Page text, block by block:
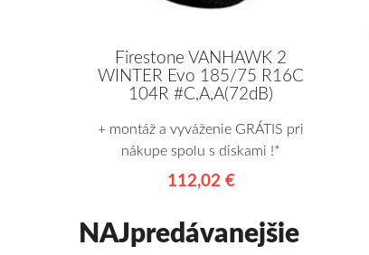
Firestone VANHAWK 2
WINTER Evo 185/75 R16C
104R #C,A,A(72dB)
+ montáž a vyváženie GRÁTIS pri
nákupe spolu s diskami !*
112,02 €
NAJpredávanejšie